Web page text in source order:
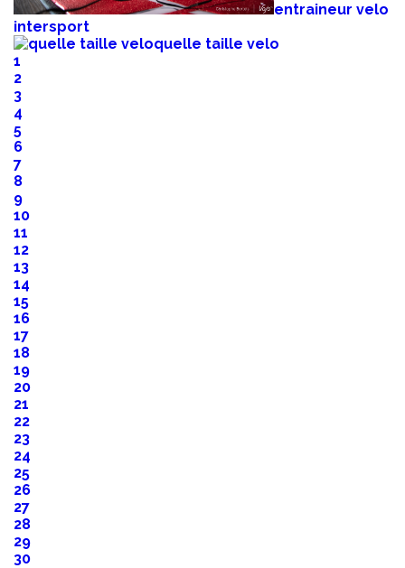
entraineur velo
intersport
quelle taille velo
1
2
3
4
5
6
7
8
9
10
11
12
13
14
15
16
17
18
19
20
21
22
23
24
25
26
27
28
29
30